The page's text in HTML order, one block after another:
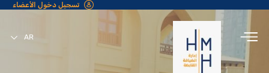
تسجيل دخول الأعضاء
AR